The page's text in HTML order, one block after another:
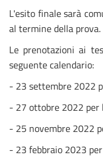
L'esito finale sarà
al termine della prova.
Le prenotazioni ai
seguente calendario:
- 23 settembre 2022
- 27 ottobre 2022 per
- 25 novembre 2022
- 23 febbraio 2023